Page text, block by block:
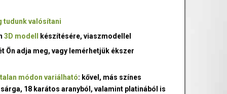
tudunk valósítani
3D modell
készítésére, viaszmodellel
Ön adja meg, vagy lemérhetjük ékszer
módon variálható: kővel, más színes
18 karátos aranyból, valamint platinából is